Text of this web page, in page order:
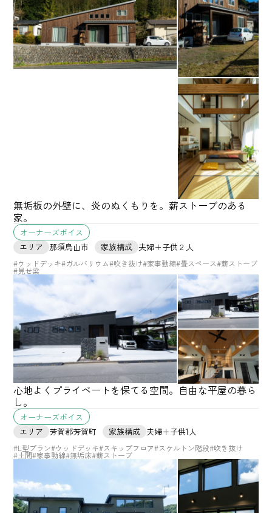
無垢板の外壁に、炎のぬくもりを。薪ストーブのある
家。
オーナーズボイス
エリア
那須烏山市 家族構成 夫婦＋子供２人
#ウッドデッキ#ガルバリウム#吹き抜け#家事動線#畳スペース#薪ストーブ
#見せ梁
心地よくプライベートを保てる空間。自由な平屋の暮ら
し。
オーナーズボイス
エリア
芳賀郡芳賀町 家族構成 夫婦＋子供1人
#L型プラン#ウッドデッキ#スキップフロア#スケルトン階段#吹き抜け
#土間#家事動線#無垢床#薪ストーブ